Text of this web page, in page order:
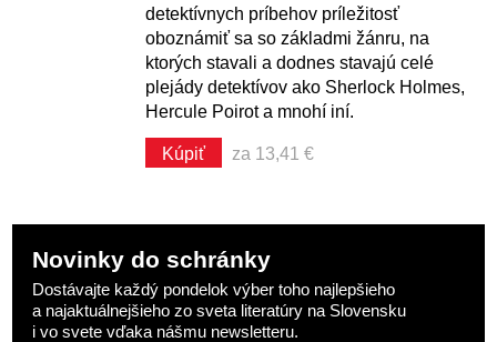
detektívnych príbehov príležitosť
oboznámiť sa so základmi žánru, na
ktorých stavali a dodnes stavajú celé
plejády detektívov ako Sherlock Holmes,
Hercule Poirot a mnohí iní.
Kúpiť za 13,41 €
Novinky do schránky
Dostávajte každý pondelok výber toho najlepšieho
a najaktuálnejšieho zo sveta literatúry na Slovensku
i vo svete vďaka nášmu newsletteru.